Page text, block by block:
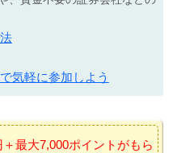
気軽に参加しよう
最大7,000ポイントがもら